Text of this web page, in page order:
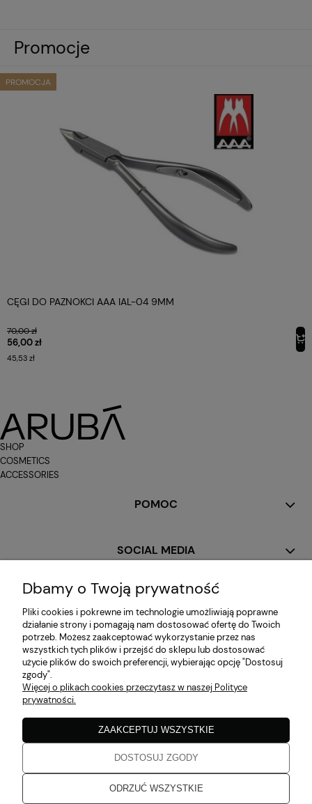
Promocje
PROMOCJA
CĘGI DO PAZNOKCI AAA IAL-04 9MM
70,00 zł
56,00 zł
45,53 zł
SHOP
COSMETICS
ACCESSORIES
POMOC
SOCIAL MEDIA
MOJE KONTO
PŁATNOŚCI I DOSTAWA
INFORMACJE
O NAS
Dbamy o Twoją prywatność
Pliki cookies i pokrewne im technologie umożliwiają poprawne
działanie strony i pomagają nam dostosować ofertę do Twoich
potrzeb. Możesz zaakceptować wykorzystanie przez nas
wszystkich tych plików i przejść do sklepu lub dostosować
użycie plików do swoich preferencji, wybierając opcję "Dostosuj
zgody".
Więcej o plikach cookies przeczytasz w naszej Polityce
prywatności.
ODRZUĆ WSZYSTKIE
DOSTOSUJ ZGODY
ZAAKCEPTUJ WSZYSTKIE